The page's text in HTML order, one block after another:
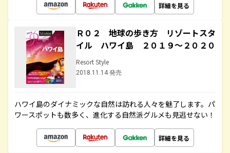
詳細を見る
Ｒ０２ 地球の歩き方 リゾートスタ
イル ハワイ島 ２０１９～２０２０
Resort Style
2018.11.14 発売
ハワイ島のダイナミックな自然は訪れる人々を魅了します。パ
ワースポットも数多く、進化する自然派グルメも見逃せない！
詳細を見る